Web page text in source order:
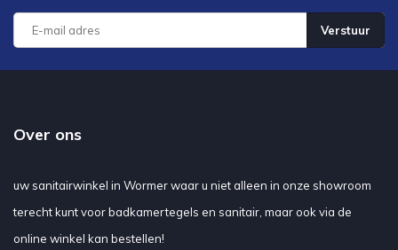
Verstuur
Over ons
uw sanitairwinkel in Wormer waar u niet alleen in onze showroom
terecht kunt voor badkamertegels en sanitair, maar ook via de
online winkel kan bestellen!